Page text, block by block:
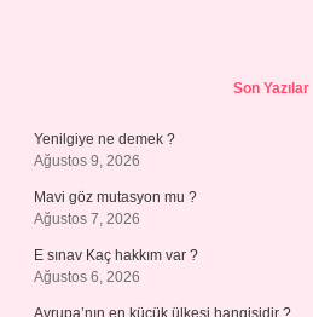
Son Yazılar
Yenilgiye ne demek ?
Ağustos 9, 2026
Mavi göz mutasyon mu ?
Ağustos 7, 2026
E sınav Kaç hakkım var ?
Ağustos 6, 2026
Avrupa’nın en küçük ülkesi hangisidir ?